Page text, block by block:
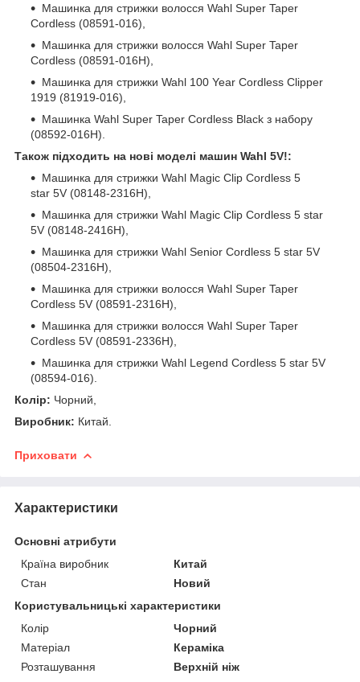
Машинка для стрижки волосся Wahl Super Taper
Cordless (08591-016),
Машинка для стрижки волосся Wahl Super Taper
Cordless (08591-016H),
Машинка для стрижки Wahl 100 Year Cordless Clipper
1919 (81919-016),
Машинка Wahl Super Taper Cordless Black з набору
(08592-016H).
Також підходить на нові моделі машин Wahl 5V!:
Машинка для стрижки Wahl Magic Clip Cordless 5
star 5V (08148-2316H),
Машинка для стрижки Wahl Magic Clip Cordless 5 star
5V (08148-2416H),
Машинка для стрижки Wahl Senior Cordless 5 star 5V
(08504-2316H),
Машинка для стрижки волосся Wahl Super Taper
Cordless 5V (08591-2316H),
Машинка для стрижки волосся Wahl Super Taper
Cordless 5V (08591-2336H),
Машинка для стрижки Wahl Legend Cordless 5 star 5V
(08594-016).
Колір: Чорний,
Виробник: Китай.
Приховати
Характеристики
Основні атрибути
Країна виробник
Китай
Стан
Новий
Користувальницькі характеристики
Колір
Чорний
Матеріал
Кераміка
Розташування
Верхній ніж